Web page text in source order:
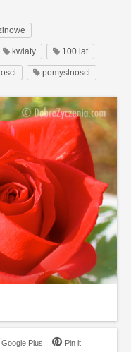
kwiaty 100 lat
pomyslnosci
Google Plus Pin it